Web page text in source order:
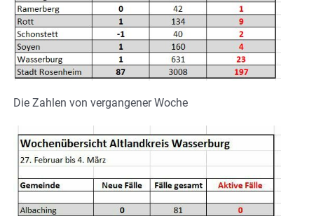
Die Zahlen von vergangener Woche